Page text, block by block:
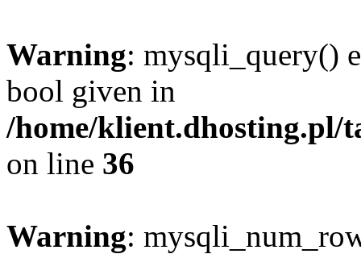
Warning: mysqli_query()
bool given in
/home/klient.dhosting.pl/
on line 36
Warning: